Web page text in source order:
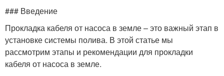
### Введение
Прокладка кабеля от насоса в земле – это важный этап в
установке системы полива. В этой статье мы
рассмотрим этапы и рекомендации для прокладки
кабеля от насоса в земле.